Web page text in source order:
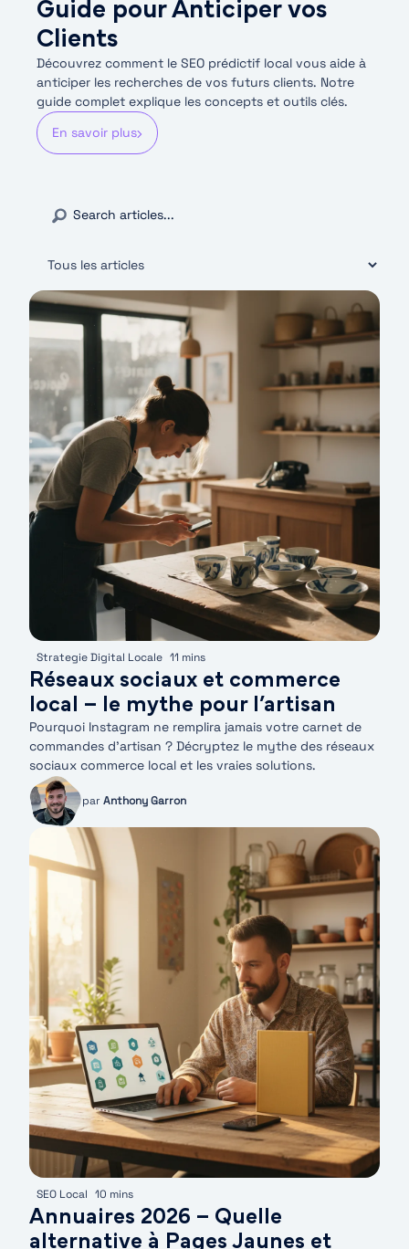
Guide pour Anticiper vos
Clients
Découvrez comment le SEO prédictif local vous aide à
anticiper les recherches de vos futurs clients. Notre
guide complet explique les concepts et outils clés.
En savoir plus
Strategie Digital Locale 11 mins
Réseaux sociaux et commerce
local – le mythe pour l’artisan
Pourquoi Instagram ne remplira jamais votre carnet de
commandes d'artisan ? Décryptez le mythe des réseaux
sociaux commerce local et les vraies solutions.
par Anthony Garron
SEO Local 10 mins
Annuaires 2026 – Quelle
alternative à Pages Jaunes et